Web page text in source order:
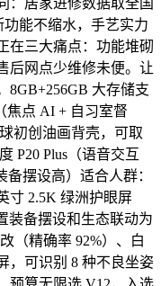
能不缩水，手艺实力
在三大痛点：功能堆砌
后网点少维修未便。让
8GB+256GB 大存储支
焦点 AI + 自习室督
初创油画背壳，可取
P20 Plus（语音交互
摆设高）适合人群：
寸 2.5K 绿洲护眼屏
装备摆设和生态联动为
（精确率 92%）、白
，可识别 8 种不良坐姿